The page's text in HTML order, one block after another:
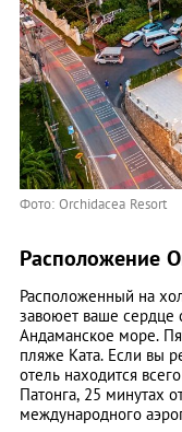
Фото: Orchidacea Resort
Расположение
Расположенный на
завоюет ваше
Андаманское море.
пляже Ката. Если вы
отель находится
Патонга, 25 минутах
международного